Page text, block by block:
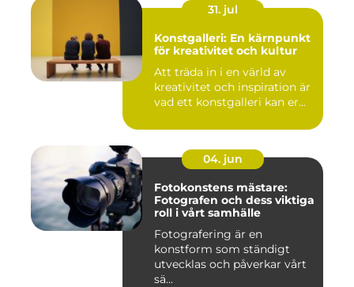
31. jul
Konstgalleri: En kärnpunkt
för kreativitet och kultur
Att träda in i en värld av
kreativitet och inspiration är
vad ett konstgalleri kan er...
04. jun
Fotokonstens mästare:
Fotografen och dess viktiga
roll i vårt samhälle
Fotografering är en
konstform som ständigt
utvecklas och påverkar vårt
sä...